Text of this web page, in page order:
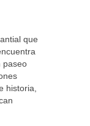
que
paseo
historia,